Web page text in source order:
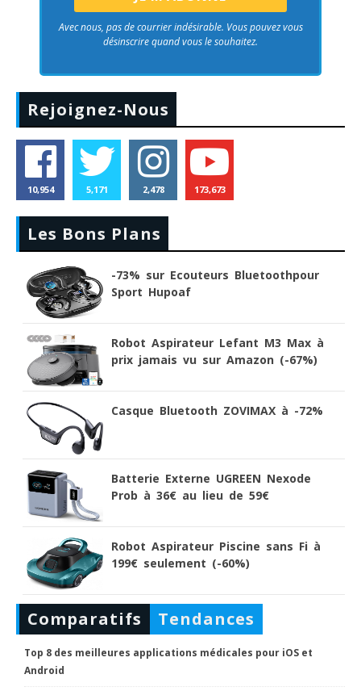
Avec nous, pas de courrier indésirable. Vous pouvez vous
désinscrire quand vous le souhaitez.
Rejoignez-Nous
10,954 5,171 2,478 173,673
Les Bons Plans
-73% sur Ecouteurs Bluetoothpour
Sport Hupoaf
Robot Aspirateur Lefant M3 Max à
prix jamais vu sur Amazon (-67%)
Casque Bluetooth ZOVIMAX à -72%
Batterie Externe UGREEN Nexode
Prob à 36€ au lieu de 59€
Robot Aspirateur Piscine sans Fi à
199€ seulement (-60%)
Comparatifs Tendances
Top 8 des meilleures applications médicales pour iOS et
Android